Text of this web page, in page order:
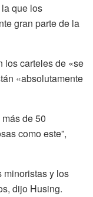
que los
gran parte de la
los carteles de «se
«absolutamente
de 50
como este”,
minoristas y los
dijo Husing.